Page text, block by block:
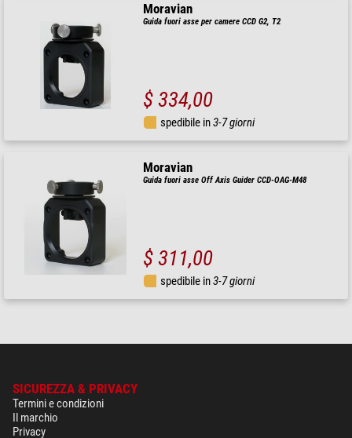
Moravian
Guida fuori asse per camere CCD G2, T2
$ 334,00
spedibile in3-7 giorni
Moravian
Guida fuori asse Off Axis Guider CCD-OAG-M48
$ 311,00
spedibile in3-7 giorni
SICUREZZA & PRIVACY
Termini e condizioni
Il marchio
Privacy